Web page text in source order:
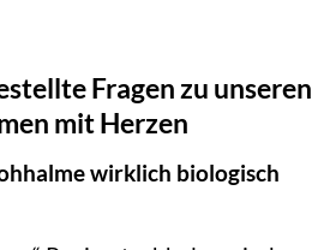
Fragen zu unseren
mit Herzen
wirklich biologisch